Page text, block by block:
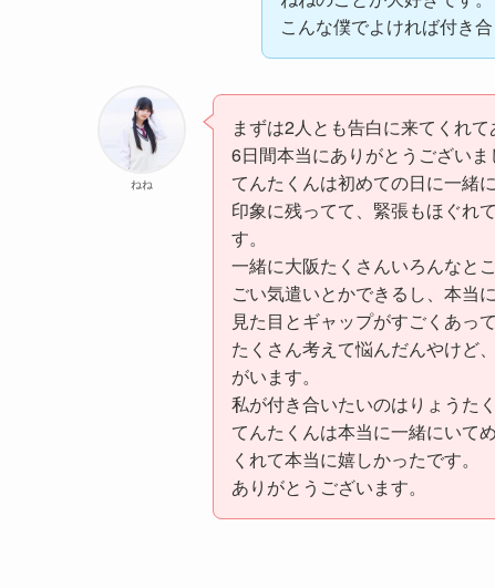
こんな僕でよければ付き合
ねね
まずは2人とも告白に来てくれて
6日間本当にありがとうございま
てんたくんは初めての日に一緒
印象に残ってて、緊張もほぐれ
す。
一緒に大阪たくさんいろんなと
ごい気遣いとかできるし、本当に
見た目とギャップがすごくあっ
たくさん考えて悩んだんやけど
がいます。
私が付き合いたいのはりょうたく
てんたくんは本当に一緒にいて
くれて本当に嬉しかったです。
ありがとうございます。